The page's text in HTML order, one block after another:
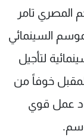
المصري تامر
السينمائي
لتأجيل
خوفاً من
عمل قوي